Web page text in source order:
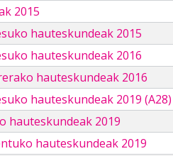
2015
hauteskundeak 2015
hauteskundeak 2016
hauteskundeak 2016
hauteskundeak 2019 (A28)
hauteskundeak 2019
hauteskundeak 2019